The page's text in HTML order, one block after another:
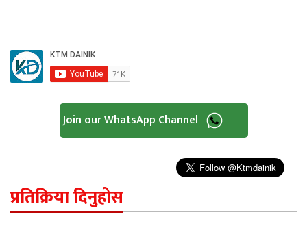
Join our WhatsApp Channel
प्रतिक्रिया दिनुहोस